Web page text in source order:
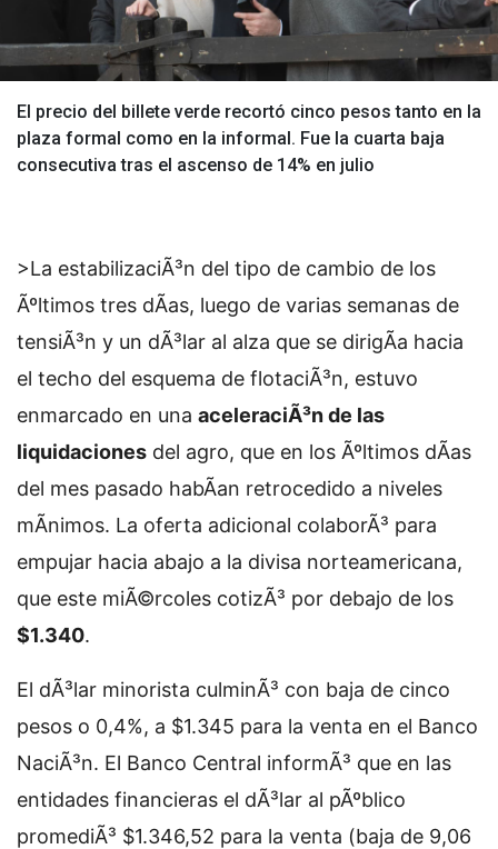
El precio del billete verde recortó cinco pesos tanto en la
plaza formal como en la informal. Fue la cuarta baja
consecutiva tras el ascenso de 14% en julio
>La estabilizaciÃ³n del tipo de cambio de los
Ãºltimos tres dÃ­as, luego de varias semanas de
tensiÃ³n y un dÃ³lar al alza que se dirigÃ­a hacia
el techo del esquema de flotaciÃ³n, estuvo
enmarcado en una aceleraciÃ³n de las
liquidaciones del agro, que en los Ãºltimos dÃ­as
del mes pasado habÃ­an retrocedido a niveles
mÃ­nimos. La oferta adicional colaborÃ³ para
empujar hacia abajo a la divisa norteamericana,
que este miÃ©rcoles cotizÃ³ por debajo de los
$1.340.
El dÃ³lar minorista culminÃ³ con baja de cinco
pesos o 0,4%, a $1.345 para la venta en el Banco
NaciÃ³n. El Banco Central informÃ³ que en las
entidades financieras el dÃ³lar al pÃºblico
promediÃ³ $1.346,52 para la venta (baja de 9,06